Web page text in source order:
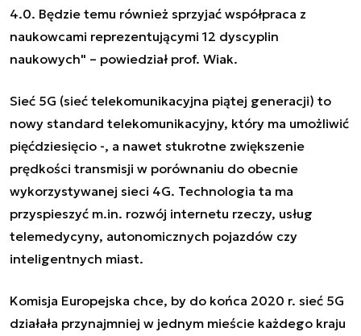
4.0. Będzie temu również sprzyjać współpraca z
naukowcami reprezentującymi 12 dyscyplin
naukowych" – powiedział prof. Wiak.
Sieć 5G (sieć telekomunikacyjna piątej generacji) to
nowy standard telekomunikacyjny, który ma umożliwić
pięćdziesięcio -, a nawet stukrotne zwiększenie
prędkości transmisji w porównaniu do obecnie
wykorzystywanej sieci 4G. Technologia ta ma
przyspieszyć m.in. rozwój internetu rzeczy, usług
telemedycyny, autonomicznych pojazdów czy
inteligentnych miast.
Komisja Europejska chce, by do końca 2020 r. sieć 5G
działała przynajmniej w jednym mieście każdego kraju